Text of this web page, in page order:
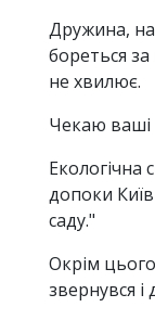
Дружина,
бореться за
не хвилює.
Чекаю ваші
Екологічна
допоки
саду."
Окрім
звернувся